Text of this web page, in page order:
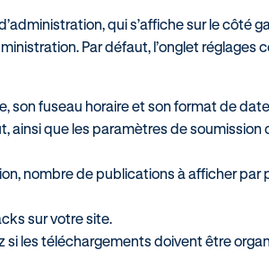
qui s’affiche sur le côté
Par défaut, l’onglet réglages
son fuseau horaire et son format de
ainsi que les paramètres de soumission
nombre de publications à afficher par
sur votre site.
si les téléchargements doivent être